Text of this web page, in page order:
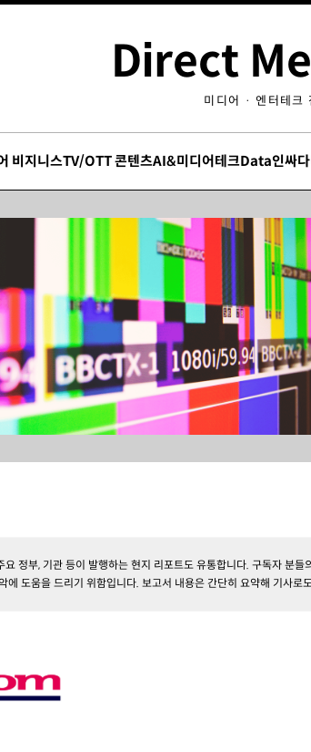
Direct
미디어 · 엔터테크
비지니스TV/OTT 콘텐츠AI&미디어테크Data인싸
요 정부, 기관 등이 발행하는 현지 리포트도 유통합니다. 구독자 분들
에 도움을 드리기 위함입니다. 보고서 내용은 간단히 요약해 기사로